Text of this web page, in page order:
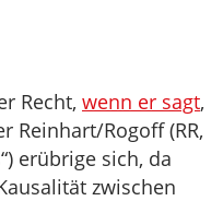
Recht, wenn er sagt,
Reinhart/Rogoff (RR,
erübrige sich, da
zwischen